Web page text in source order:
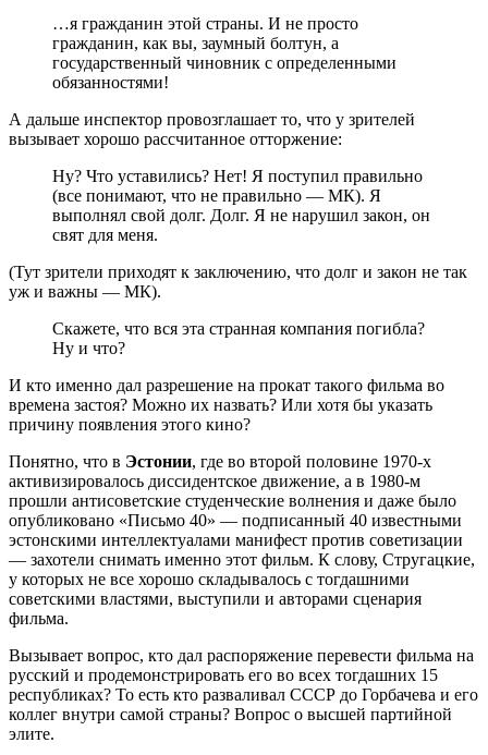
…я гражданин этой страны. И не просто
гражданин, как вы, заумный болтун, а
государственный чиновник с определенными
обязанностями!
А дальше инспектор провозглашает то, что у зрителей
вызывает хорошо рассчитанное отторжение:
Ну? Что уставились? Нет! Я поступил правильно
(все понимают, что не правильно — МК). Я
выполнял свой долг. Долг. Я не нарушил закон, он
свят для меня.
(Тут зрители приходят к заключению, что долг и закон не так
уж и важны — МК).
Скажете, что вся эта странная компания погибла?
Ну и что?
И кто именно дал разрешение на прокат такого фильма во
времена застоя? Можно их назвать? Или хотя бы указать
причину появления этого кино?
Понятно, что в Эстонии, где во второй половине 1970-х
активизировалось диссидентское движение, а в 1980-м
прошли антисоветские студенческие волнения и даже было
опубликовано «Письмо 40» — подписанный 40 известными
эстонскими интеллектуалами манифест против советизации
— захотели снимать именно этот фильм. К слову, Стругацкие,
у которых не все хорошо складывалось с тогдашними
советскими властями, выступили и авторами сценария
фильма.
Вызывает вопрос, кто дал распоряжение перевести фильма на
русский и продемонстрировать его во всех тогдашних 15
республиках? То есть кто разваливал СССР до Горбачева и его
коллег внутри самой страны? Вопрос о высшей партийной
элите.